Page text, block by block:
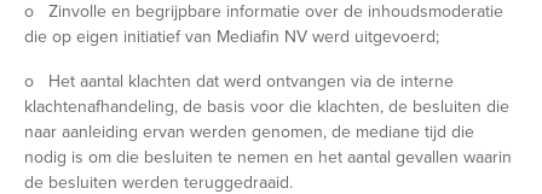
o Zinvolle en begrijpbare informatie over de inhoudsmoderatie
die op eigen initiatief van Mediafin NV werd uitgevoerd;
o Het aantal klachten dat werd ontvangen via de interne
klachtenafhandeling, de basis voor die klachten, de besluiten die
naar aanleiding ervan werden genomen, de mediane tijd die
nodig is om die besluiten te nemen en het aantal gevallen waarin
de besluiten werden teruggedraaid.